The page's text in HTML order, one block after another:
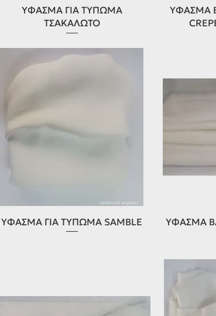
Γρήγορη προβολή
ΥΦΑΣΜΑ ΓΙΑ ΤΥΠΩΜΑ
ΤΣΑΚΑΛΩΤΟ
ΥΦΑΣΜΑ
Γρήγορη προβολή
ΥΦΑΣΜΑ ΓΙΑ ΤΥΠΩΜΑ SAMBLE
ΥΦΑΣΜΑ